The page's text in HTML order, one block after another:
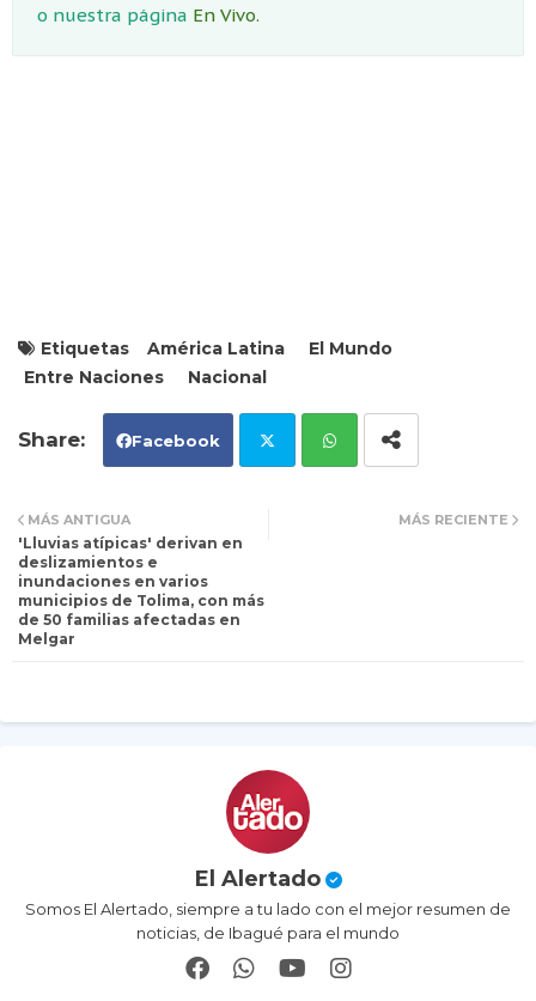
o nuestra página En Vivo.
Etiquetas América Latina
El Mundo
Entre Naciones
Nacional
Facebook
er
MÁS RECIENTE
MÁS ANTIGUA
'Lluvias atípicas' derivan en
deslizamientos e
inundaciones en varios
municipios de Tolima, con más
de 50 familias afectadas en
Melgar
El Alertado
Somos El Alertado, siempre a tu lado con el mejor resumen de
noticias, de Ibagué para el mundo